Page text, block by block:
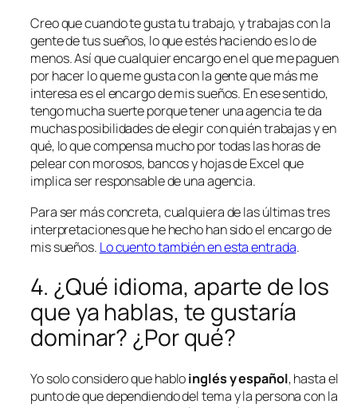
Creo que cuando te gusta tu trabajo, y trabajas con la
gente de tus sueños, lo que estés haciendo es lo de
menos. Así que cualquier encargo en el que me paguen
por hacer lo que me gusta con la gente que más me
interesa es el encargo de mis sueños. En ese sentido,
tengo mucha suerte porque tener una agencia te da
muchas posibilidades de elegir con quién trabajas y en
qué, lo que compensa mucho por todas las horas de
pelear con morosos, bancos y hojas de Excel que
implica ser responsable de una agencia.
Para ser más concreta, cualquiera de las últimas tres
interpretaciones que he hecho han sido el encargo de
mis sueños. Lo cuento también en esta entrada.
4. ¿Qué idioma, aparte de los
que ya hablas, te gustaría
dominar? ¿Por qué?
Yo solo considero quehabloinglés y español, hasta el
punto de que dependiendo del tema y la persona con la